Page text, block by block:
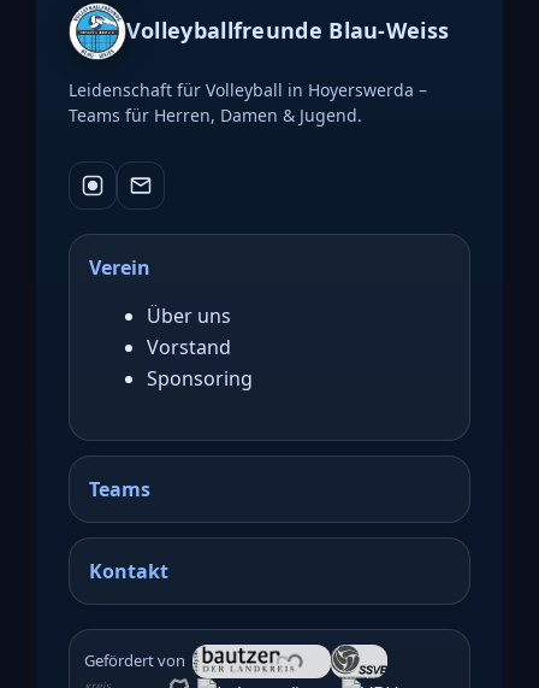
Volleyballfreunde Blau-Weiss
Leidenschaft für Volleyball in Hoyerswerda –
Teams für Herren, Damen & Jugend.
Verein
Über uns
Vorstand
Sponsoring
Teams
Kontakt
Gefördert von